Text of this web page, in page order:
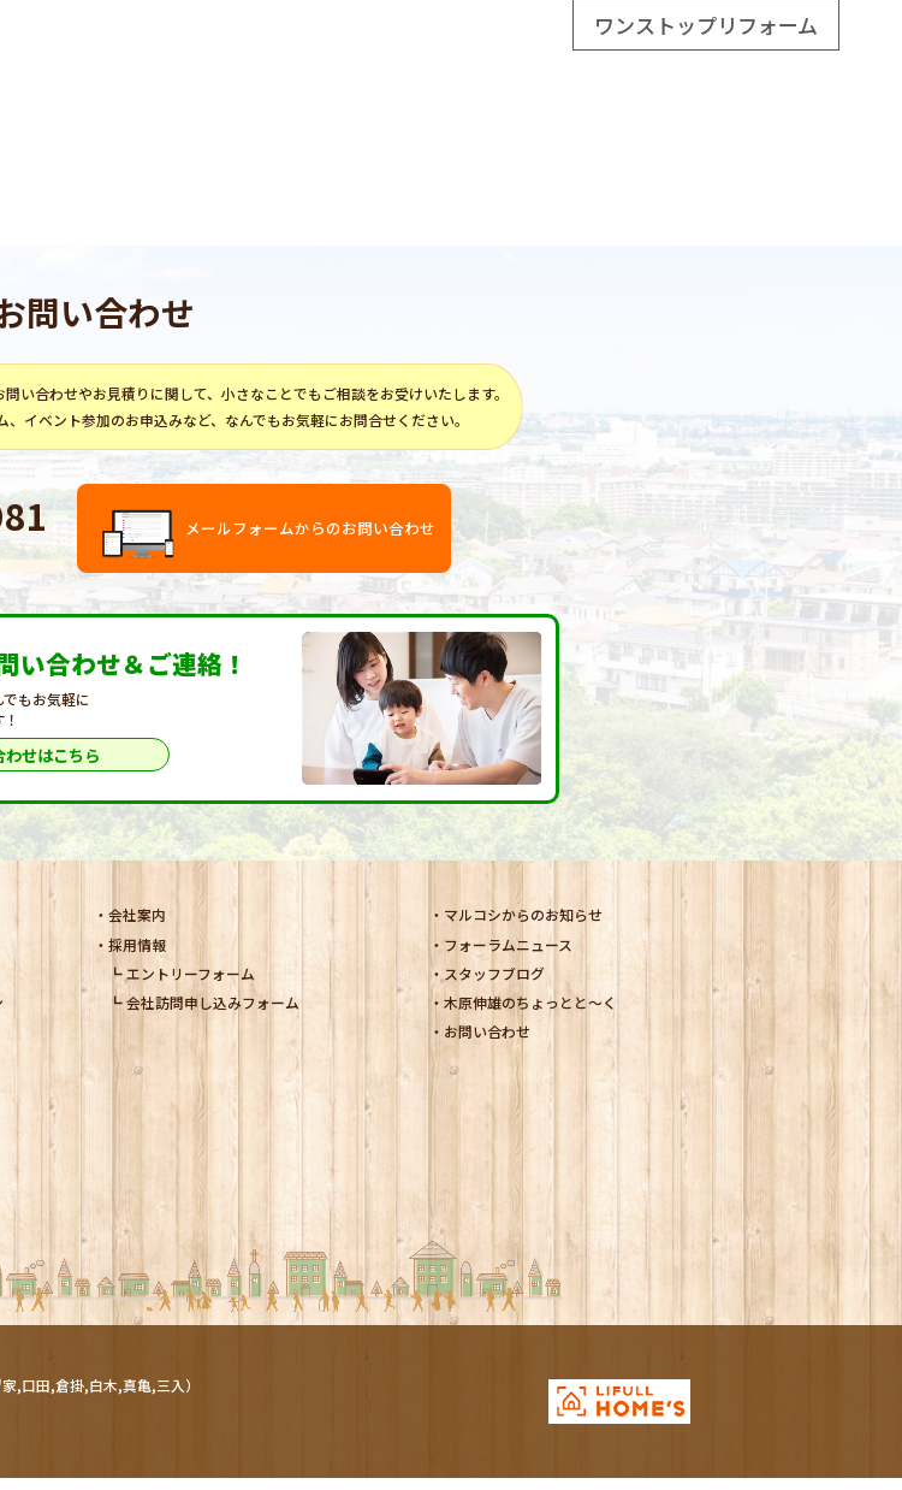
ワンストップリフォーム
問い合わせ
い合わせやお見積りに関して、小さなことでもご相談をお受けいたします。
、イベント参加のお申込みなど、なんでもお気軽にお問合せください。
メールフォームからのお問い合わせ
い合わせ＆ご連絡！
もお気軽に
わせはこちら
会社案内
採用情報
エントリーフォーム
会社訪問申し込みフォーム
マルコシからのお知らせ
フォーラムニュース
スタッフブログ
木原伸雄のちょっとと～く
お問い合わせ
,口田,倉掛,白木,真亀,三入）